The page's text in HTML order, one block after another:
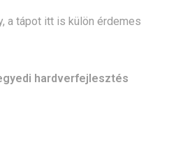
a tápot itt is külön érdemes
hardverfejlesztés